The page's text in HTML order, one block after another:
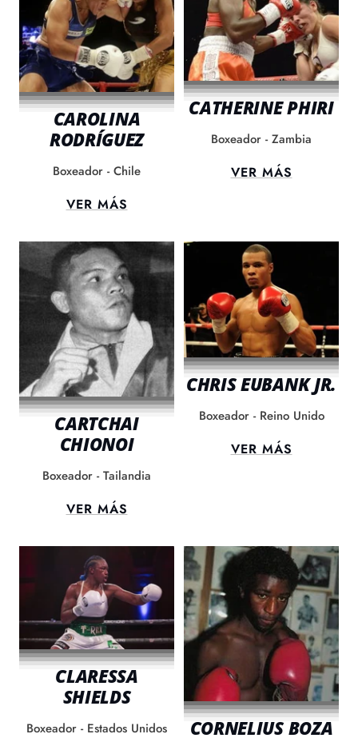
CAROLINA
RODRÍGUEZ
Boxeador - Chile
VER MÁS
CATHERINE PHIRI
Boxeador - Zambia
VER MÁS
CARTCHAI
CHIONOI
Boxeador - Tailandia
VER MÁS
CHRIS EUBANK JR.
Boxeador - Reino Unido
VER MÁS
CLARESSA
SHIELDS
Boxeador - Estados Unidos CORNELIUS BOZA